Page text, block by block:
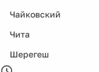
Чайковский
Чита
Шерегеш